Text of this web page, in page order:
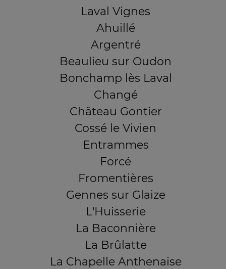
Laval Vignes
Ahuillé
Argentré
Beaulieu sur Oudon
Bonchamp lès Laval
Changé
Château Gontier
Cossé le Vivien
Entrammes
Forcé
Fromentières
Gennes sur Glaize
L'Huisserie
La Baconnière
La Brûlatte
La Chapelle Anthenaise